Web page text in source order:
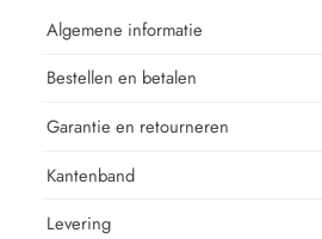
Algemene informatie
Bestellen en betalen
Garantie en retourneren
Kantenband
Levering